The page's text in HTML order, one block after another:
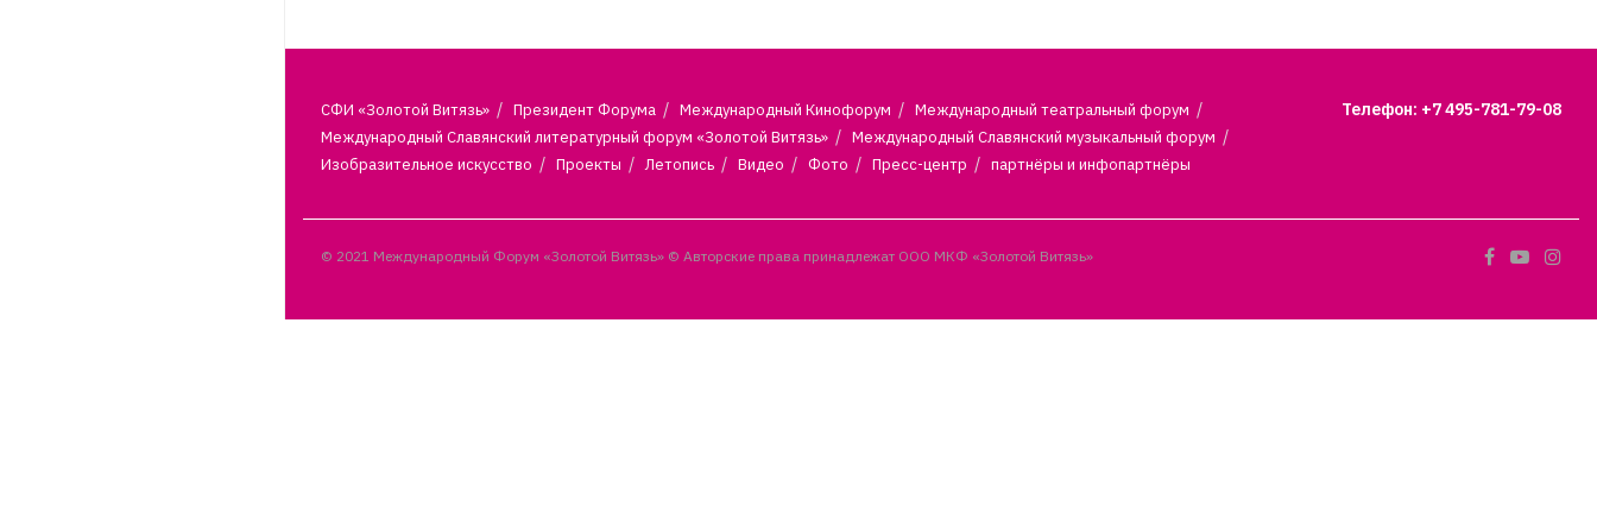
СФИ «Золотой Витязь» Президент Форума Международный Кинофорум
Международный театральный форум
Международный Славянский литературный форум «Золотой Витязь»
Международный Славянский музыкальный форум
Изобразительное искусство
Проекты Летопись Видео Фото Пресс-центр партнёры и инфопартнёры
Телефон: +7 495-781-79-08
© 2021 Международный Форум «Золотой Витязь» © Авторские права принадлежат ООО МКФ «Золотой Витязь»